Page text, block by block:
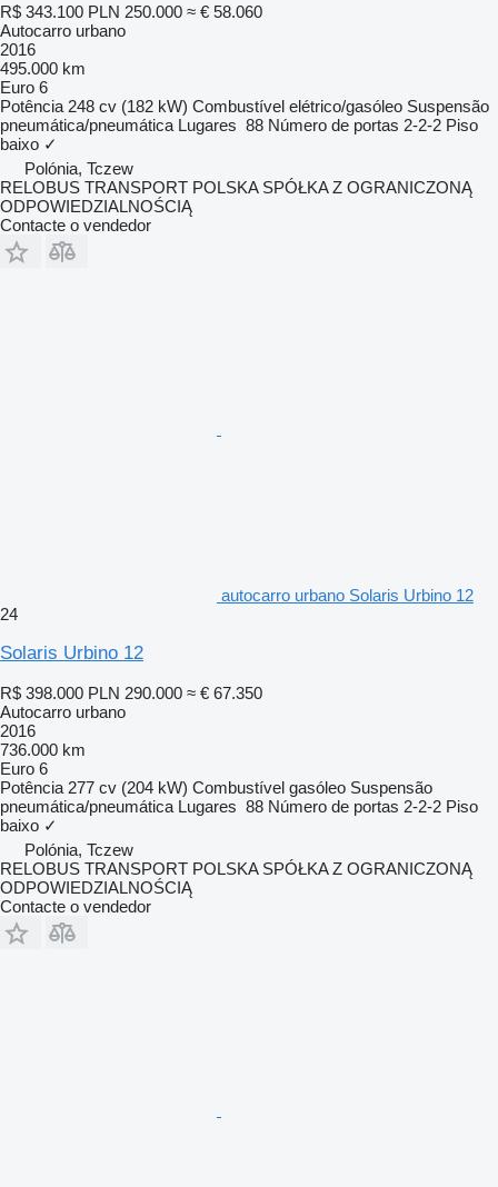
R$ 343.100 PLN 250.000 ≈ € 58.060
Autocarro urbano
2016
495.000 km
Euro 6
Potência 248 cv (182 kW) Combustível elétrico/gasóleo Suspensão
pneumática/pneumática Lugares 88 Número de portas 2-2-2 Piso
baixo ✓
Polónia, Tczew
RELOBUS TRANSPORT POLSKA SPÓŁKA Z OGRANICZONĄ
ODPOWIEDZIALNOŚCIĄ
Contacte o vendedor
autocarro urbano Solaris Urbino 12
24
Solaris Urbino 12
R$ 398.000 PLN 290.000 ≈ € 67.350
Autocarro urbano
2016
736.000 km
Euro 6
Potência 277 cv (204 kW) Combustível gasóleo Suspensão
pneumática/pneumática Lugares 88 Número de portas 2-2-2 Piso
baixo ✓
Polónia, Tczew
RELOBUS TRANSPORT POLSKA SPÓŁKA Z OGRANICZONĄ
ODPOWIEDZIALNOŚCIĄ
Contacte o vendedor